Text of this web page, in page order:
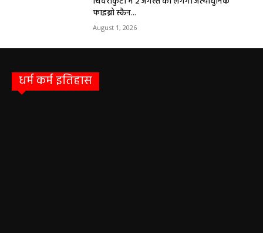
सरायपाली/ बिना दर्द और बिना ऑपरेशन होगी
लिवर की जांच, चिवराकुटा में फाइब्रो स्कैन कैंप
चिवराकुटा में 2 अगस्त को लगेगा अत्याधुनिक
August 1, 2026